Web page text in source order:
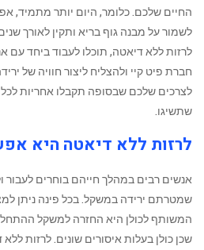
החיים שלכם. כלומר, היום יותר מתמיד,
לשמור על מבנה גוף בריא ותקין לאורך
לרזות ללא דיאטה, תוכלו לעבוד ביחד עם
חברת פיט קיי ‏ולהצליח ליצור חוויה ‏של
לצרכים שלכם שבסופה תקבלו אחריות
שתשיגו.
לרזות ללא דיאטה היא
‏אנשים רבים במהלך חייהם בוחרים לעבור
שמטרתם ירידה במשקל. בכל פינה ניתן
המשותף לכולן היא החזרה למשקל
שכן כולן בעלות איסורים שונים. לרזות